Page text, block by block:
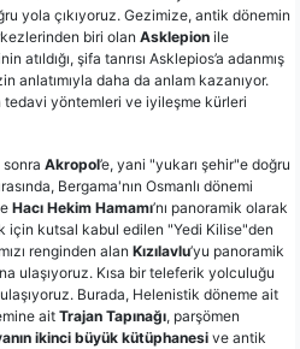
yola çıkıyoruz. Gezimize, antik dönemin
biri olan Asklepion ile
atıldığı, şifa tanrısı Asklepios’a adanmış
anlatımıyla daha da anlam kazanıyor.
tedavi yöntemleri ve iyileşme kürleri
Akropol’e, yani "yukarı şehir"e doğru
Bergama'nın Osmanlı dönemi
Hacı Hekim Hamamı’nı panoramik olarak
için kutsal kabul edilen "Yedi Kilise"den
renginden alan Kızılavlu’yu panoramik
ulaşıyoruz. Kısa bir teleferik yolculuğu
Burada, Helenistik döneme ait
aitTrajan Tapınağı, parşömen
ikinci büyük kütüphanesi ve antik